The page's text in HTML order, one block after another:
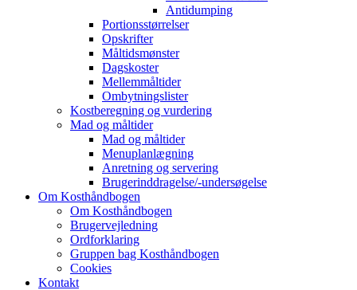
Antidumping
Portionsstørrelser
Opskrifter
Måltidsmønster
Dagskoster
Mellemmåltider
Ombytningslister
Kostberegning og vurdering
Mad og måltider
Mad og måltider
Menuplanlægning
Anretning og servering
Brugerinddragelse/-undersøgelse
Om Kosthåndbogen
Om Kosthåndbogen
Brugervejledning
Ordforklaring
Gruppen bag Kosthåndbogen
Cookies
Kontakt